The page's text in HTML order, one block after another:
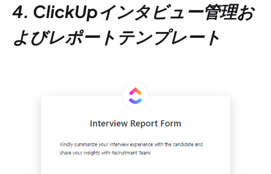
4. ClickUpインタビュー管理お
よびレポートテンプレート